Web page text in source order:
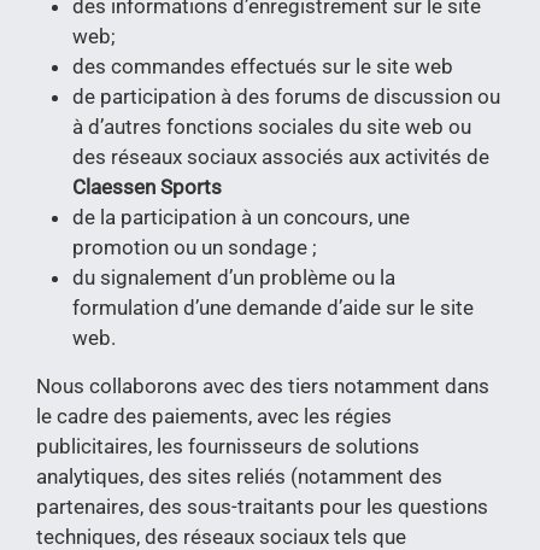
des informations d’enregistrement sur le site
web;
des commandes effectués sur le site web
de participation à des forums de discussion ou
à d’autres fonctions sociales du site web ou
des réseaux sociaux associés aux activités de
Claessen Sports
de la participation à un concours, une
promotion ou un sondage ;
du signalement d’un problème ou la
formulation d’une demande d’aide sur le site
web.
Nous collaborons avec des tiers notamment dans
le cadre des paiements, avec les régies
publicitaires, les fournisseurs de solutions
analytiques, des sites reliés (notamment des
partenaires, des sous-traitants pour les questions
techniques, des réseaux sociaux tels que